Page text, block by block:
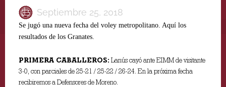
Septiembre 25, 2018
Se jugó una nueva fecha del voley metropolitano. Aquí los
resultados de los Granates.
PRIMERA CABALLEROS: Lanús cayó ante EIMM de visitante
3-0, con parciales de 25-21 / 25-22 / 26-24. En la próxima fecha
recibiremos a Defensores de Moreno.